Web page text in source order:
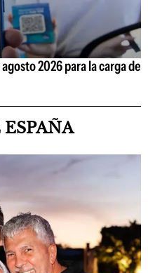
2026 para la carga de